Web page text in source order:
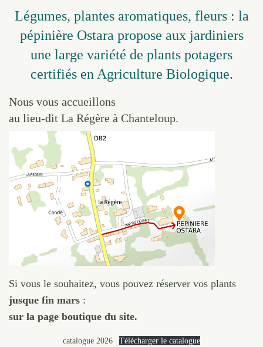
Légumes, plantes aromatiques, fleurs : la
pépinière Ostara propose aux jardiniers
une large variété de plants potagers
certifiés en Agriculture Biologique.
Nous vous accueillons
au lieu-dit La Régère à Chanteloup.
Si vous le souhaitez, vous pouvez réserver vos plants
jusque fin mars :
surla page boutiquedu site.
catalogue 2026 Télécharger le catalogue